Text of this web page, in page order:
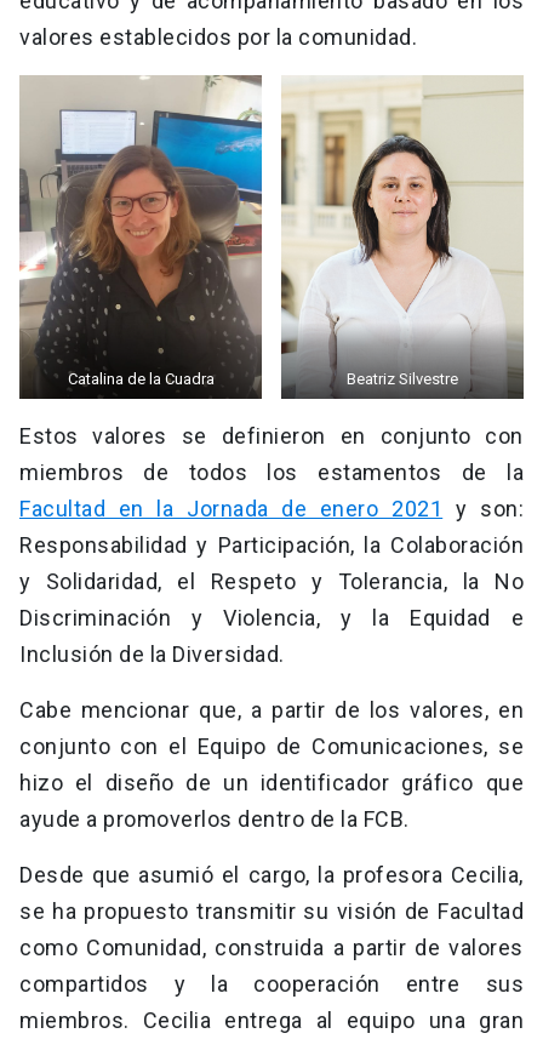
valores establecidos por la comunidad.
Catalina de la Cuadra Beatriz Silvestre
Estos valores se definieron en conjunto con
miembros de todos los estamentos de la
Facultad en la Jornada de enero 2021
y son:
Responsabilidad y Participación, la Colaboración
y Solidaridad, el Respeto y Tolerancia, la No
Discriminación y Violencia, y la Equidad e
Inclusión de la Diversidad.
Cabe mencionar que, a partir de los valores, en
conjunto con el Equipo de Comunicaciones, se
hizo el diseño de un identificador gráfico que
ayude a promoverlos dentro de la FCB.
Desde que asumió el cargo, la profesora Cecilia,
se ha propuesto transmitir su visión de Facultad
como Comunidad, construida a partir de valores
compartidos y la cooperación entre sus
miembros. Cecilia entrega al equipo una gran